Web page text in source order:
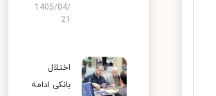
1405/04/
اختلال
بانکی ادامه